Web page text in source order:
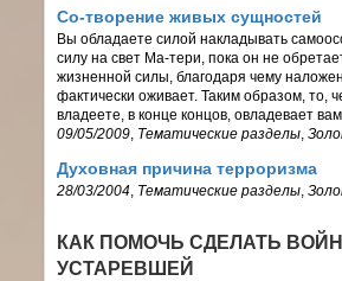
Со-творение живых сущностей
Вы обладаете силой накладывать
силу на свет Ма-тери, пока он не
жизненной силы, благодаря чему
фактически оживает. Таким образом, то,
владеете, в конце концов, овладевает
09/05/2009 Тематические разделы ,
Духовная причина терроризма
28/03/2004 Тематические разделы ,
КАК ПОМОЧЬ СДЕЛАТЬ
УСТАРЕВШЕЙ